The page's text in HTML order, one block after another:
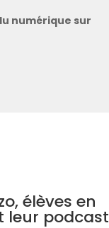
numérique sur
élèves en
leur podcast